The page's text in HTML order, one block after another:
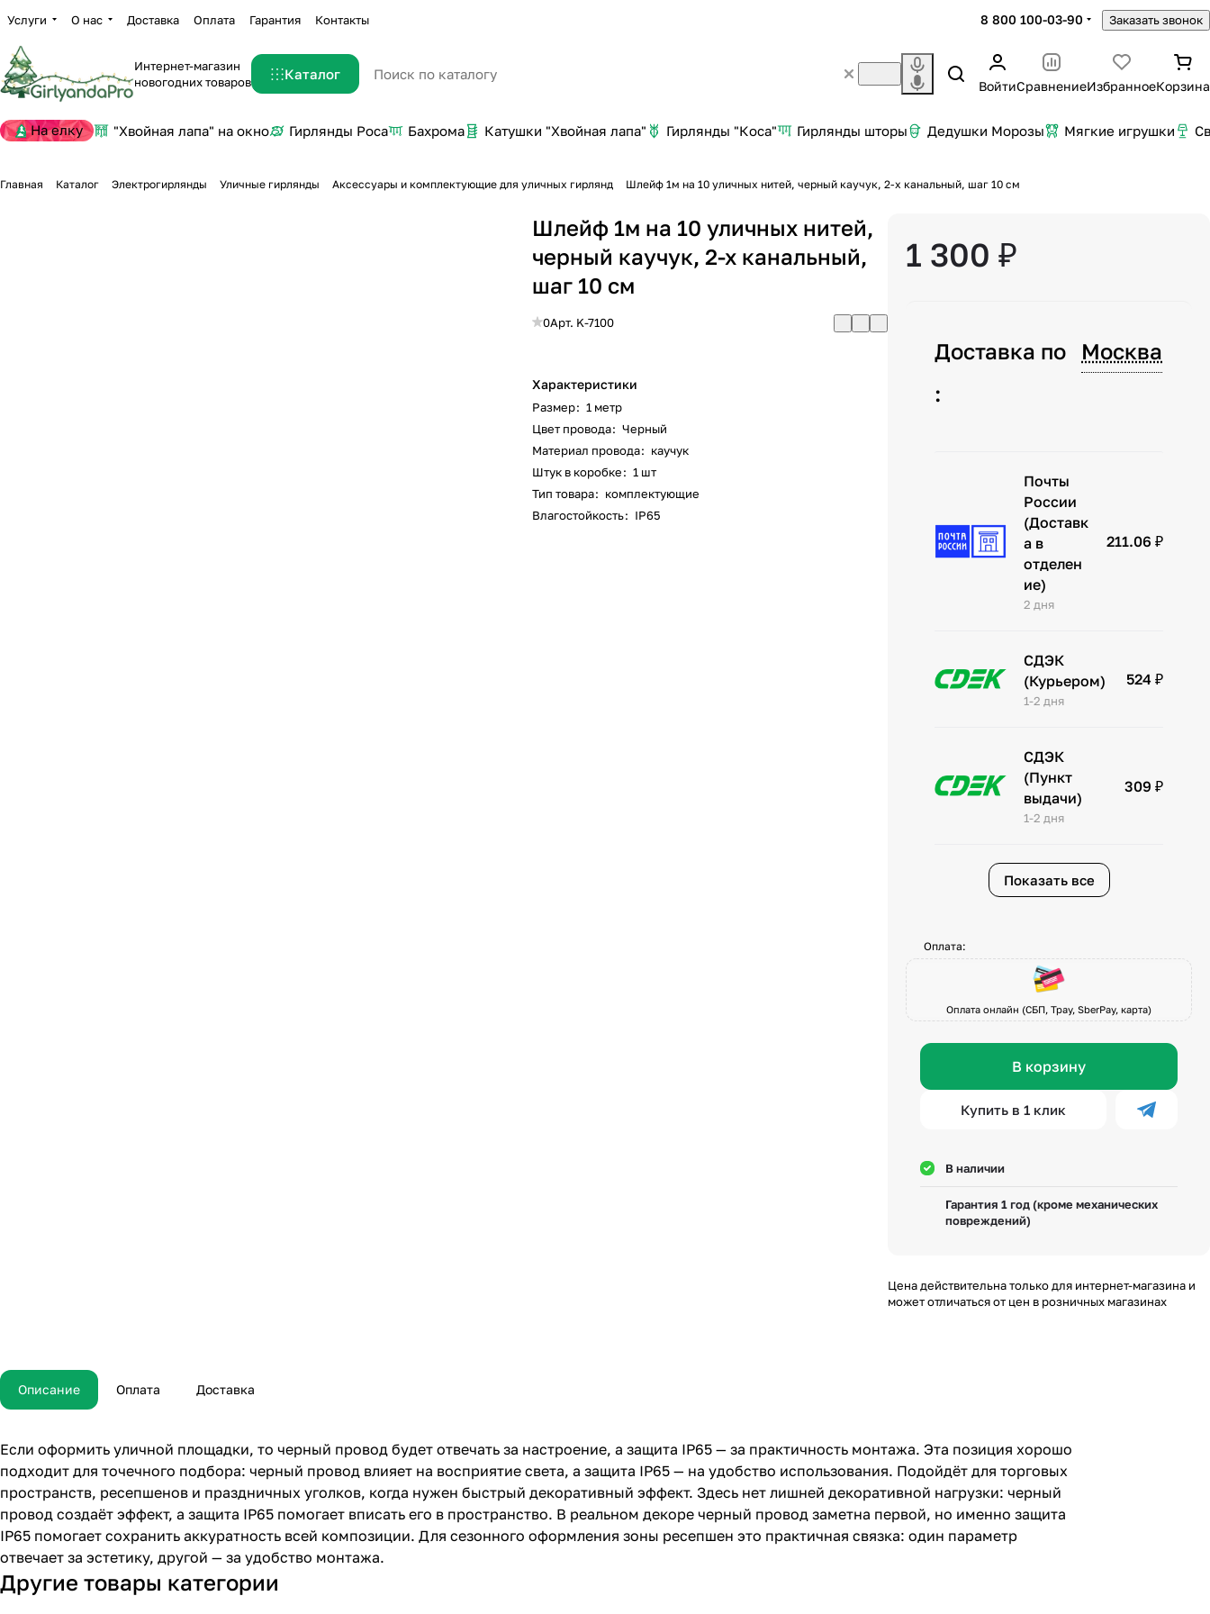
Услуги О нас Доставка Оплата Гарантия Контакты 8 800 100-03-90 Заказать звонок
Интернет-магазин
новогодних товаров
Каталог
ВойтиСравнениеИзбранноеКорзина
На елку "Хвойная лапа" на окно Гирлянды Роса Бахрома Катушки "Хвойная лапа" Гирлянды "Коса" Гирлянды шторы Дедушки Морозы Мягкие игрушки
Главная Каталог Электрогирлянды Уличные гирлянды Аксессуары и комплектующие для уличных гирлянд Шлейф 1м на 10 уличных нитей, черный каучук, 2-х канальный, шаг 10 см
Шлейф 1м на 10 уличных нитей,
черный каучук, 2-х канальный,
шаг 10 см
0Арт. K-7100
Характеристики
Размер: 1 метр
Цвет провода: Черный
Материал провода: каучук
Штук в коробке: 1 шт
Тип товара: комплектующие
Влагостойкость: IP65
1 300 ₽
Доставка по
Москва
:
Почты
России
(Доставк
а в
отделен
ие)
2 дня
211.06 ₽
СДЭК
(Курьером)
1-2 дня
524 ₽
СДЭК
(Пункт
выдачи)
1-2 дня
309 ₽
Показать все
Оплата:
Оплата онлайн (СБП, Tpay, SberPay, карта)
В корзину
Купить в 1 клик
В наличии
Гарантия 1 год (кроме механических
повреждений)
Цена действительна только для интернет-магазина и
может отличаться от цен в розничных магазинах
Описание Оплата Доставка
Если оформить уличной площадки, то черный провод будет отвечать за настроение, а защита IP65 — за практичность монтажа. Эта позиция хорошо
подходит для точечного подбора: черный провод влияет на восприятие света, а защита IP65 — на удобство использования. Подойдёт для торговых
пространств, ресепшенов и праздничных уголков, когда нужен быстрый декоративный эффект. Здесь нет лишней декоративной нагрузки: черный
провод создаёт эффект, а защита IP65 помогает вписать его в пространство. В реальном декоре черный провод заметна первой, но именно защита
IP65 помогает сохранить аккуратность всей композиции. Для сезонного оформления зоны ресепшен это практичная связка: один параметр
отвечает за эстетику, другой — за удобство монтажа.
Другие товары категории